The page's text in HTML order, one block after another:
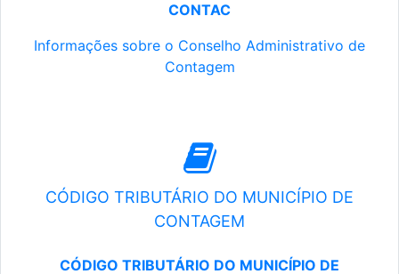
CONTAC
Informações sobre o Conselho Administrativo de
Contagem
CÓDIGO TRIBUTÁRIO DO MUNICÍPIO DE
CONTAGEM
CÓDIGO TRIBUTÁRIO DO MUNICÍPIO DE